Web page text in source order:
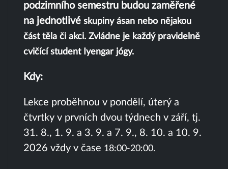
podzimního semestru budou zaměřené
na jednotlivé skupiny ásan nebo nějakou
část těla či akci. Zvládne je každý pravidelně
cvičící student Iyengar jógy.
Kdy:
Lekce proběhnou v pondělí, úterý a
čtvrtky v prvních dvou týdnech v září, tj.
31. 8., 1. 9. a 3. 9. a 7. 9., 8. 10. a 10. 9.
2026 vždy v čase 18:00-20:00.